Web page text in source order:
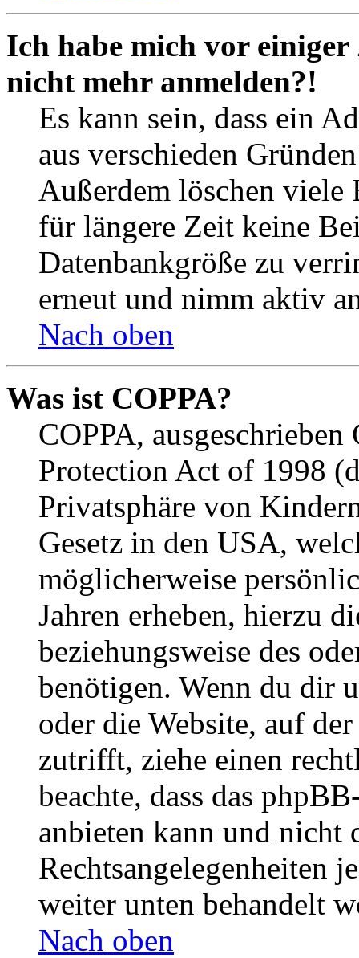
Ich habe mich vor
nicht mehr anmelden?!
Es kann sein, dass ein
aus verschieden
Außerdem löschen viele
für längere Zeit keine
Datenbankgröße zu
erneut und nimm aktiv
Nach oben
Was ist COPPA?
COPPA,
Protection Act of 1998
Privatsphäre von
Gesetz in den USA,
möglicherweise
Jahren erheben, hierzu
beziehungsweise des
benötigen. Wenn du dir
oder die Website, auf
zutrifft, ziehe einen
beachte, dass das
anbieten kann und nicht
Rechtsangelegenheiten
weiter unten behandelt
Nach oben